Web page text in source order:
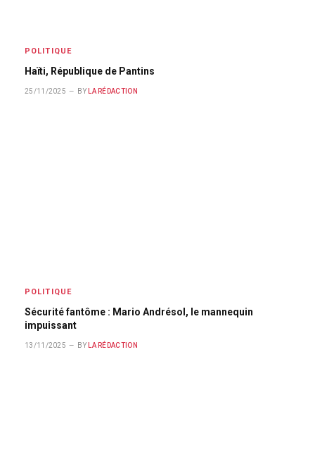
POLITIQUE
Haïti, République de Pantins
25/11/2025 BY LA RÉDACTION
POLITIQUE
Sécurité fantôme : Mario Andrésol, le mannequin
impuissant
13/11/2025 BY LA RÉDACTION